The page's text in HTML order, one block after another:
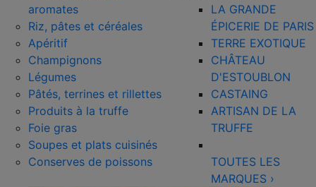
aromates
Riz, pâtes et céréales
Apéritif
Champignons
Légumes
Pâtés, terrines et rillettes
Produits à la truffe
Foie gras
Soupes et plats cuisinés
Conserves de poissons
LA GRANDE
ÉPICERIE DE PARIS
TERRE EXOTIQUE
CHÂTEAU
D'ESTOUBLON
CASTAING
ARTISAN DE LA
TRUFFE
TOUTES LES
MARQUES ›